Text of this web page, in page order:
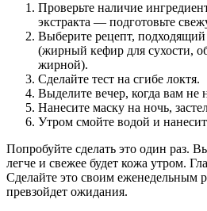
Проверьте наличие
экстракта — подготовьте
Выберите рецепт,
(жирный кефир для сухости,
жирной).
Сделайте тест на сгибе локтя.
Выделите вечер, когда вам не
Нанесите маску на ночь,
Утром смойте водой и
Попробуйте сделать это один раз.
легче и свежее будет кожа утром.
Сделайте это своим еженедельным
превзойдет ожидания.